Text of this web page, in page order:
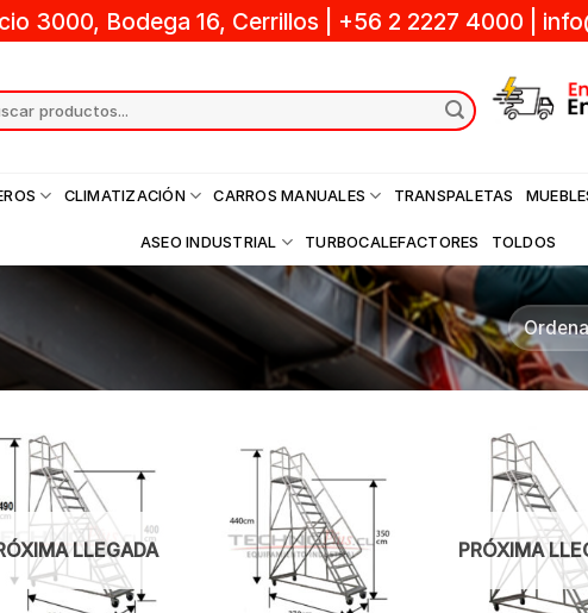
3000, Bodega 16, Cerrillos +56 2 2227 4000
CLIMATIZACIÓN CARROS MANUALES TRANSPALETAS
ASEO INDUSTRIAL TURBOCALEFACTORES TOLDOS
LLEGADA PRÓXIMA